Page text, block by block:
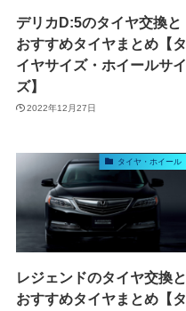
デリカD:5のタイヤ交換と
おすすめタイヤまとめ【タ
イヤサイズ・ホイールサイ
ズ】
2022年12月27日
タイヤ・ホイール
レジェンドのタイヤ交換と
おすすめタイヤまとめ【タ